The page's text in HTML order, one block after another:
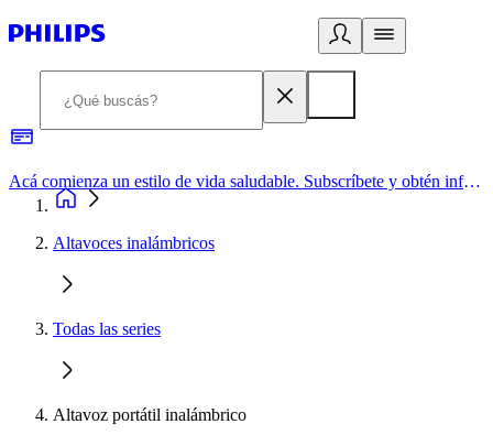
Acá comienza un estilo de vida saludable. Subscríbete y obtén información de primera mano
Altavoces inalámbricos
Todas las series
Altavoz portátil inalámbrico